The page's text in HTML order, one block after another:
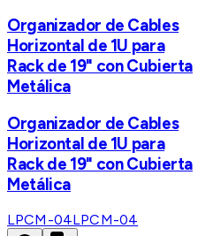
Organizador de Cables
Horizontal de 1U para
Rack de 19" con Cubierta
Metálica
Organizador de Cables
Horizontal de 1U para
Rack de 19" con Cubierta
Metálica
LPCM-04LPCM-04